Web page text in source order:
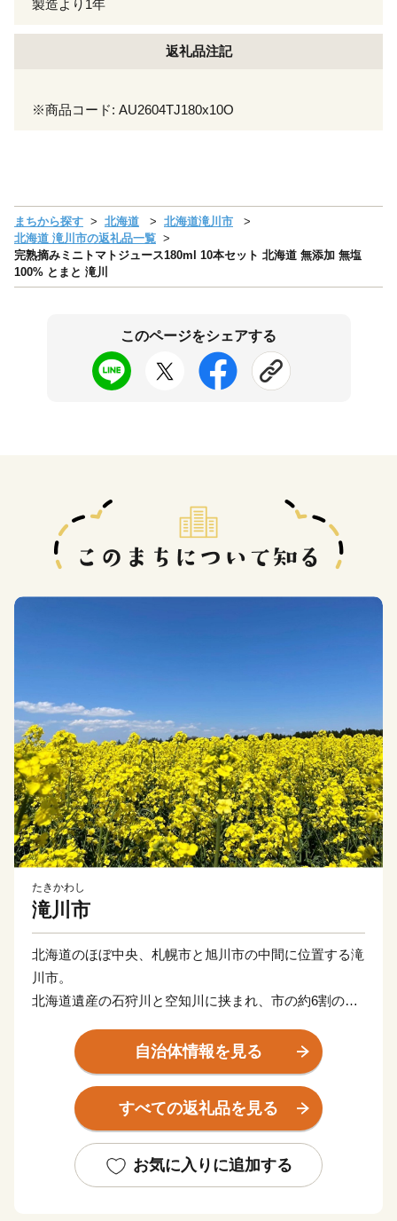
製造より1年
返礼品注記
※商品コード: AU2604TJ180x10O
まちから探す 北海道
北海道滝川市
北海道 滝川市の返礼品一覧
完熟摘みミニトマトジュース180ml 10本セット 北海道 無添加 無塩
100% とまと 滝川
このページをシェアする
たきかわし
滝川市
北海道のほぼ中央、札幌市と旭川市の中間に位置する滝
川市。
北海道遺産の石狩川と空知川に挟まれ、市の約6割の地
市です。
夏は30℃を越え、冬は-20℃を下回る夏と冬の寒暖の差
の激しい内陸性気候であり、降雪量は約7mと北海道内
でも有数の豪雪地帯です。
滝川市の自慢は、日本有数の作付面積を誇る菜の花畑。
開花時の5月下旬～6月上旬には市内に菜の花の黄色いじ
自治体情報を見る
すべての返礼品を見る
お気に入りに追加する